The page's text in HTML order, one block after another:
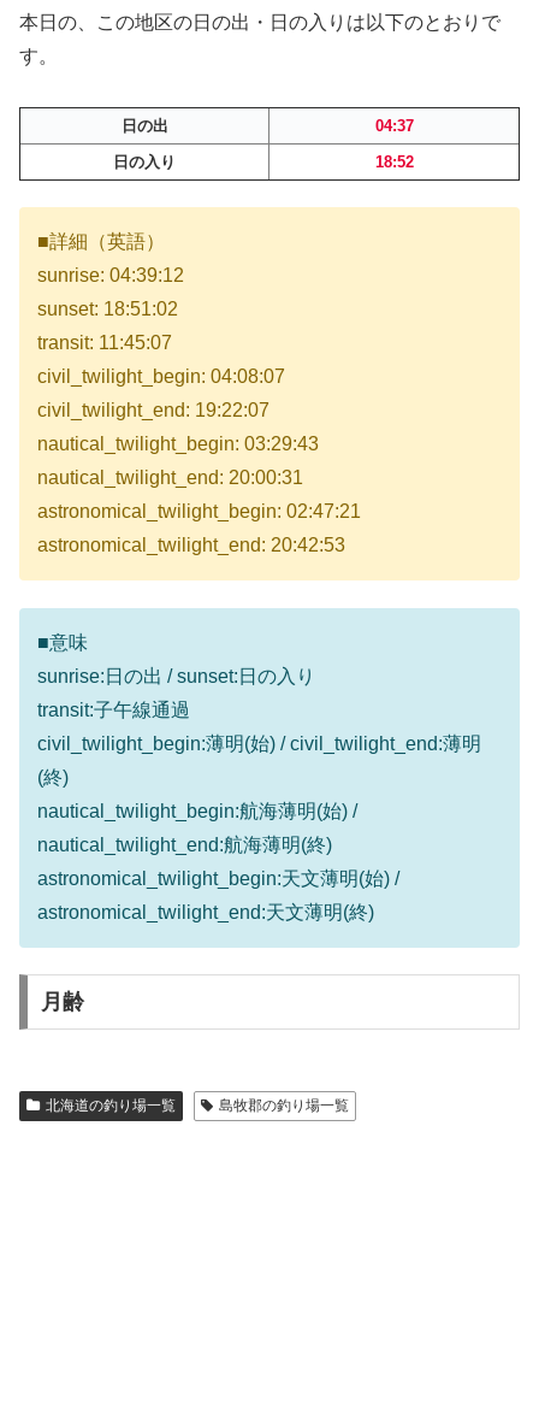
本日の、この地区の日の出・日の入りは以下のとおりで
す。
日の出
04:37
日の入り
18:52
■詳細（英語）
sunrise: 04:39:12
sunset: 18:51:02
transit: 11:45:07
civil_twilight_begin: 04:08:07
civil_twilight_end: 19:22:07
nautical_twilight_begin: 03:29:43
nautical_twilight_end: 20:00:31
astronomical_twilight_begin: 02:47:21
astronomical_twilight_end: 20:42:53
■意味
sunrise:日の出 / sunset:日の入り
transit:子午線通過
civil_twilight_begin:薄明(始) / civil_twilight_end:薄明
(終)
nautical_twilight_begin:航海薄明(始) /
nautical_twilight_end:航海薄明(終)
astronomical_twilight_begin:天文薄明(始) /
astronomical_twilight_end:天文薄明(終)
月齢
北海道の釣り場一覧 島牧郡の釣り場一覧